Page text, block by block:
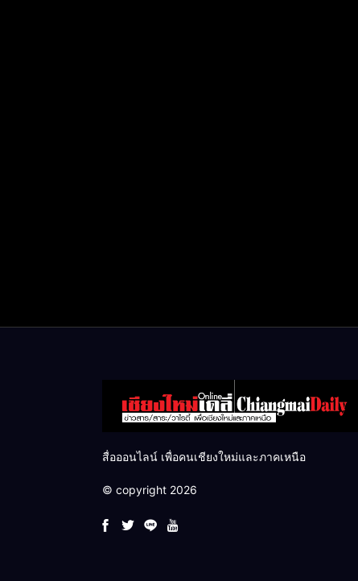
สื่อออนไลน์ เพื่อคนเชียงใหม่และภาคเหนือ
© copyright 2026